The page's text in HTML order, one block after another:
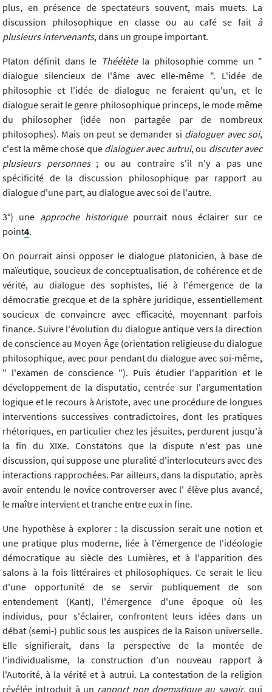
plus, en présence de spectateurs souvent, mais muets. La
discussion philosophique en classe ou au café se fait à
plusieurs intervenants, dans un groupe important.
Platon définit dans le Théétètela philosophie comme un "
dialogue silencieux de l'âme avec elle-même ". L'idée de
philosophie et l'idée de dialogue ne feraient qu'un, et le
dialogue serait le genre philosophique princeps, le mode même
du philosopher (idée non partagée par de nombreux
philosophes). Mais on peut se demander si dialoguer avec soi,
c'est la même chose que dialoguer avec autrui, ou discuter avec
plusieurs personnes; ou au contraire s'il n'y a pas une
spécificité de la discussion philosophique par rapport au
dialogue d'une part, au dialogue avec soi de l'autre.
3°) une approche historiquepourrait nous éclairer sur ce
point4.
On pourrait ainsi opposer le dialogue platonicien, à base de
maïeutique, soucieux de conceptualisation, de cohérence et de
vérité, au dialogue des sophistes, lié à l'émergence de la
démocratie grecque et de la sphère juridique, essentiellement
soucieux de convaincre avec efficacité, moyennant parfois
finance. Suivre l'évolution du dialogue antique vers la direction
de conscience au Moyen Âge (orientation religieuse du dialogue
philosophique, avec pour pendant du dialogue avec soi-même,
" l'examen de conscience "). Puis étudier l'apparition et le
développement de la disputatio, centrée sur l'argumentation
logique et le recours à Aristote, avec une procédure de longues
interventions successives contradictoires, dont les pratiques
rhétoriques, en particulier chez les jésuites, perdurent jusqu'à
la fin du XIXe. Constatons que la dispute n'est pas une
discussion, qui suppose une pluralité d'interlocuteurs avec des
interactions rapprochées. Par ailleurs, dans la disputatio, après
avoir entendu le novice controverser avec l' élève plus avancé,
le maître intervient et tranche entre eux in fine.
Une hypothèse à explorer : la discussion serait une notion et
une pratique plus moderne, liée à l'émergence de l'idéologie
démocratique au siècle des Lumières, et à l'apparition des
salons à la fois littéraires et philosophiques. Ce serait le lieu
d'une opportunité de se servir publiquement de son
entendement (Kant), l'émergence d'une époque où les
individus, pour s'éclairer, confrontent leurs idées dans un
débat (semi-) public sous les auspices de la Raison universelle.
Elle signifierait, dans la perspective de la montée de
l'individualisme, la construction d'un nouveau rapport à
l'Autorité, à la vérité et à autrui. La contestation de la religion
révélée introduit à un rapport non dogmatique au savoir, qui